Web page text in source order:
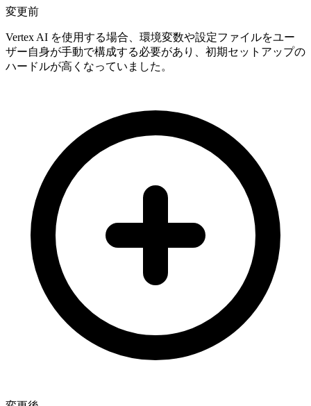
変更前
Vertex AI を使用する場合、環境変数や設定ファイルをユー
ザー自身が手動で構成する必要があり、初期セットアップの
ハードルが高くなっていました。